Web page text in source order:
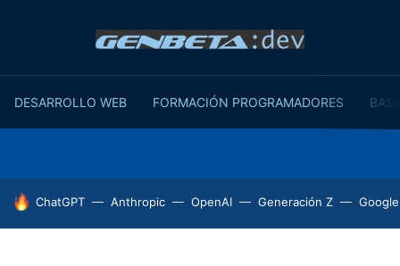
DESARROLLO WEB FORMACIÓN PROGRAMADORES
HOY SE HABLA DE
ChatGPT Anthropic OpenAI Generación Z